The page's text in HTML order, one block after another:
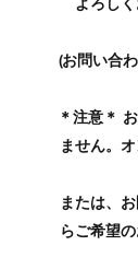
(お問い合
＊注意＊
ません。
または、
らご希望